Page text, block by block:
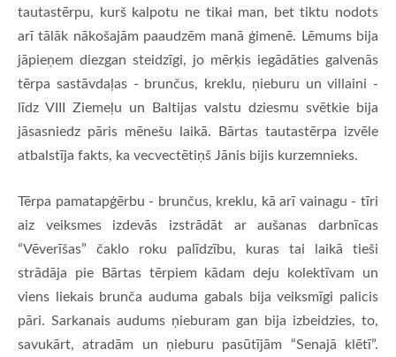
tautastērpu, kurš kalpotu ne tikai man, bet tiktu nodots
arī tālāk nākošajām paaudzēm manā ģimenē. Lēmums bija
jāpieņem diezgan steidzīgi, jo mērķis iegādāties galvenās
tērpa sastāvdaļas - brunčus, kreklu, ņieburu un villaini -
līdz VIII Ziemeļu un Baltijas valstu dziesmu svētkie bija
jāsasniedz pāris mēnešu laikā. Bārtas tautastērpa izvēle
atbalstīja fakts, ka vecvectētiņš Jānis bijis kurzemnieks.
Tērpa pamatapģērbu - brunčus, kreklu, kā arī vainagu - tīri
aiz veiksmes izdevās izstrādāt ar aušanas darbnīcas
“Vēverīšas” čaklo roku palīdzību, kuras tai laikā tieši
strādāja pie Bārtas tērpiem kādam deju kolektīvam un
viens liekais brunča auduma gabals bija veiksmīgi palicis
pāri. Sarkanais audums ņieburam gan bija izbeidzies, to,
savukārt, atradām un ņieburu pasūtījām “Senajā klētī”.